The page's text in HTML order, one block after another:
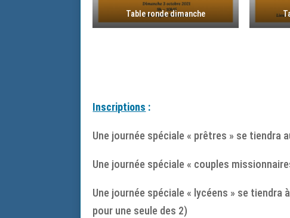
Table ronde dimanche
Inscriptions :
Une journée spéciale « prêtres » se tiendra
Une journée spéciale « couples
Une journée spéciale « lycéens » se
pour une seule des 2)